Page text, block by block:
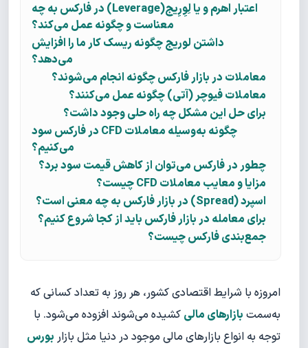
اعتبار اهرم و یا لِوِرِیج(Leverage) در فارکس به چه
معناست و چگونه عمل می‌کند؟
داشتن لوریج چگونه ریسک کار ما را افزایش
می‌دهد؟
معاملات در بازار فارکس چگونه انجام می‌شوند؟
معاملات فیوچر (آتی) چگونه عمل می‌کنند؟
برای حل این مشکل چه راه حلی وجود داشت؟
چگونه به‌وسیله معاملات CFD در فارکس سود
می‌کنیم؟
چطور در فارکس می‌توان از کاهش قیمت سود برد؟
مزایا و معایب معاملات CFD چیست؟
اسپرد (Spread) در بازار فارکس به چه معنی است؟
برای معامله در بازار فارکس باید از کجا شروع کنیم؟
جمع‌بندی فارکس چیست؟
امروزه با شرایط اقتصادی کشور، هر روز به تعداد کسانی که
به‌سمت بازارهای مالی کشیده می‌شوند افزوده می‌شود. با
توجه به انواع بازارهای مالی موجود در دنیا مثل بازار بورس